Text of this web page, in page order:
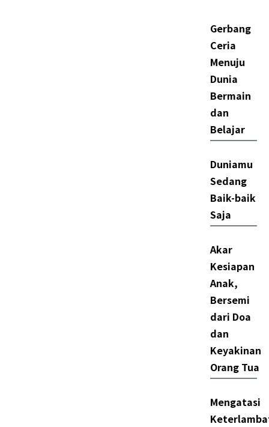
Gerbang
Ceria
Menuju
Dunia
Bermain
dan
Belajar
Duniamu
Sedang
Baik-baik
Saja
Akar
Kesiapan
Anak,
Bersemi
dari Doa
dan
Keyakinan
Orang Tua
Mengatasi